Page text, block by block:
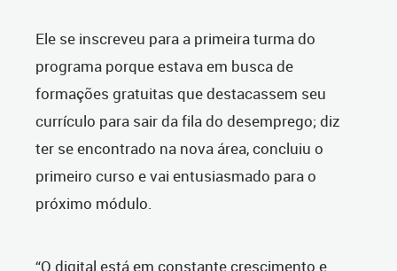
Ele se inscreveu para a primeira turma do
programa porque estava em busca de
formações gratuitas que destacassem seu
currículo para sair da fila do desemprego; diz
ter se encontrado na nova área, concluiu o
primeiro curso e vai entusiasmado para o
próximo módulo.
“O digital está em constante crescimento e